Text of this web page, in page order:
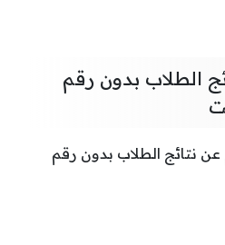
الطلاب بدون رقم
عن نتائج الطلاب بدون رقم